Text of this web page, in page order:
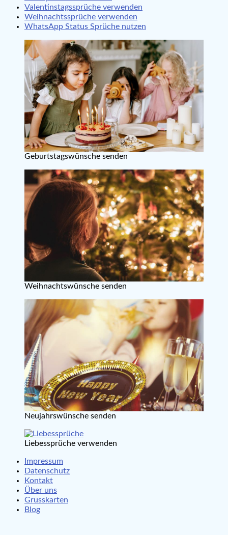
Valentinstagssprüche verwenden
Weihnachtssprüche verwenden
WhatsApp Status Sprüche nutzen
Geburtstagswünsche senden
Weihnachtswünsche senden
Neujahrswünsche senden
Liebessprüche verwenden
Impressum
Datenschutz
Kontakt
Über uns
Grusskarten
Blog